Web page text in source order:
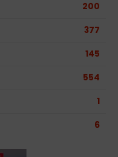
200
377
145
554
1
6